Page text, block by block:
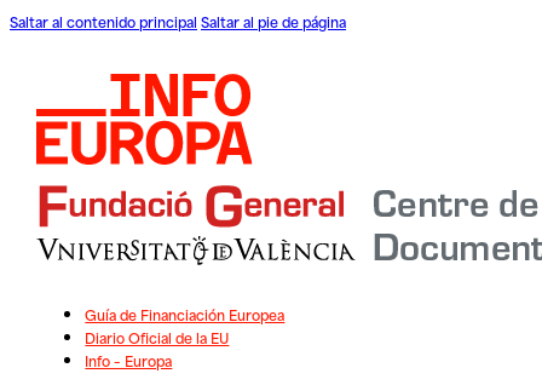
Saltar al contenido principal Saltar al pie de página
Guía de Financiación Europea
Diario Oficial de la EU
Info – Europa